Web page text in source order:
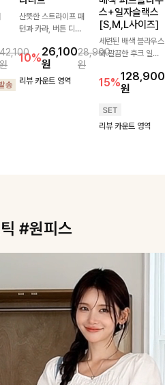
42,100
원
산뜻한 스트라이프 패
턴과 카라, 버튼 디테
면서도 세련된 무드를
완성해주는 니트 🤍
부드럽고 가벼운 착용
10%26,100
원
28,900
원
리뷰 카운트 영역
스+일자슬랙스
[S,M,L사이즈]
세련된 배색 블라우스
와 깔끔한 후크 일자
세트입니다. 허리 라
인을 자연스럽게 살려
일자핏 슬랙스가 만나
단정하면서도 고급스
15%128,900
원
리뷰 카운트 영역
#원피스